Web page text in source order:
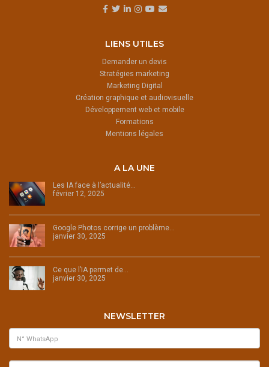
LIENS UTILES
Demander un devis
Stratégies marketing
Marketing Digital
Création graphique et audiovisuelle
Développement web et mobile
Formations
Mentions légales
A LA UNE
Les IA face à l’actualité…
février 12, 2025
Google Photos corrige un problème…
janvier 30, 2025
Ce que l’IA permet de…
janvier 30, 2025
NEWSLETTER